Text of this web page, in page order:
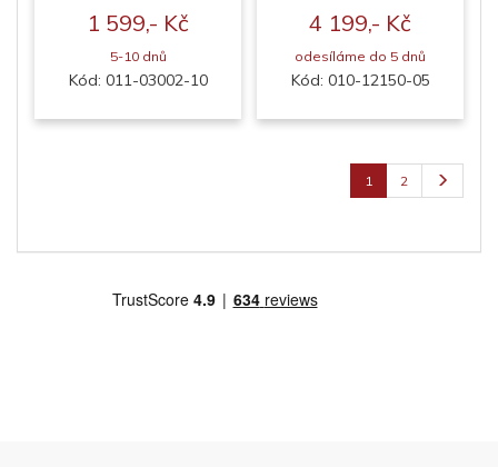
1 599,- Kč
5-10 dnů
Kód: 011-03002-10
4 199,- Kč
odesíláme do 5 dnů
Kód: 010-12150-05
1 2